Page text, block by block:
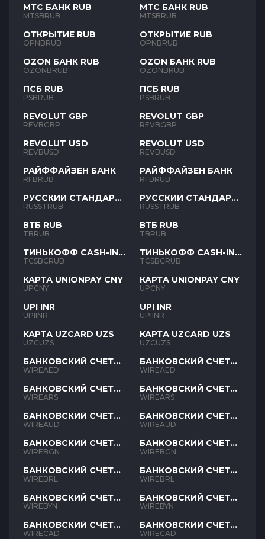
МТС БАНК RUB
MTSBRUB
ОТКРЫТИЕ RUB
OPNBRUB
OZON БАНК RUB
OZONBRUB
ПСБ RUB
PSBRUB
REVOLUT GBP
REVBGBP
REVOLUT USD
REVBUSD
РАЙФФАЙЗЕН БАНК
RFBRUB
РУССКИЙ СТАНДАРТ
RUB
RUSSTRUB
ВТБ RUB
TBRUB
ТИНЬКОФФ CASH-IN
RUB
TCSBCRUB
КАРТА UNIONPAY CNY
UPCNY
UPI INR
UPIINR
КАРТА UZCARD UZS
UZCUZS
БАНКОВСКИЙ СЧЕТ
AED
WIREAED
БАНКОВСКИЙ СЧЕТ
ARS
WIREARS
БАНКОВСКИЙ СЧЕТ
AUD
WIREAUD
БАНКОВСКИЙ СЧЕТ
BGN
WIREBGN
БАНКОВСКИЙ СЧЕТ
BRL
WIREBRL
БАНКОВСКИЙ СЧЕТ
BYN
WIREBYN
БАНКОВСКИЙ СЧЕТ
CAD
WIRECAD
МТС БАНК RUB
MTSBRUB
ОТКРЫТИЕ RUB
OPNBRUB
OZON БАНК RUB
OZONBRUB
ПСБ RUB
PSBRUB
REVOLUT GBP
REVBGBP
REVOLUT USD
REVBUSD
РАЙФФАЙЗЕН БАНК
RFBRUB
РУССКИЙ СТАНДАРТ
RUB
RUSSTRUB
ВТБ RUB
TBRUB
ТИНЬКОФФ CASH-IN
RUB
TCSBCRUB
КАРТА UNIONPAY CNY
UPCNY
UPI INR
UPIINR
КАРТА UZCARD UZS
UZCUZS
БАНКОВСКИЙ СЧЕТ
AED
WIREAED
БАНКОВСКИЙ СЧЕТ
ARS
WIREARS
БАНКОВСКИЙ СЧЕТ
AUD
WIREAUD
БАНКОВСКИЙ СЧЕТ
BGN
WIREBGN
БАНКОВСКИЙ СЧЕТ
BRL
WIREBRL
БАНКОВСКИЙ СЧЕТ
BYN
WIREBYN
БАНКОВСКИЙ СЧЕТ
CAD
WIRECAD